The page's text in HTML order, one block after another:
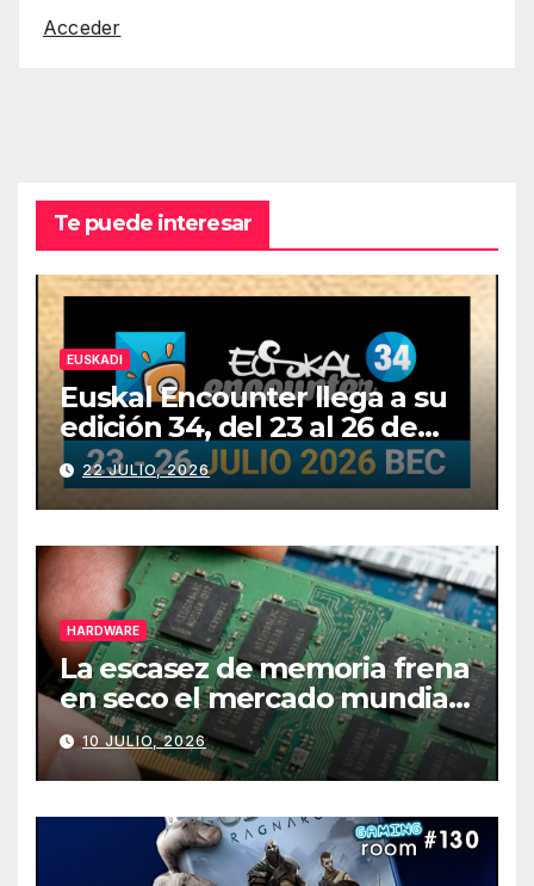
Acceder
Te puede interesar
EUSKADI
Euskal Encounter llega a su
edición 34, del 23 al 26 de
julio
22 JULIO, 2026
HARDWARE
La escasez de memoria frena
en seco el mercado mundial
de PCs
10 JULIO, 2026